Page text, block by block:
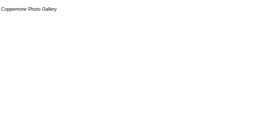
Coppermine Photo Gallery